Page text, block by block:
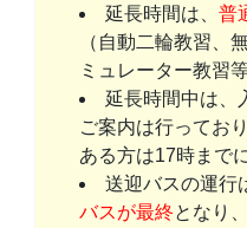
延長時間は、 普
（自動二輪教習、
ミュレーター教習
延長時間中は、
ご案内は行ってお
ある方は17時まで
送迎バスの運行
バスが最終となり、